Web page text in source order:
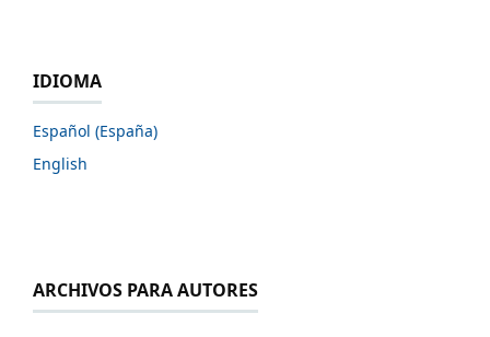
IDIOMA
Español (España)
English
ARCHIVOS PARA AUTORES